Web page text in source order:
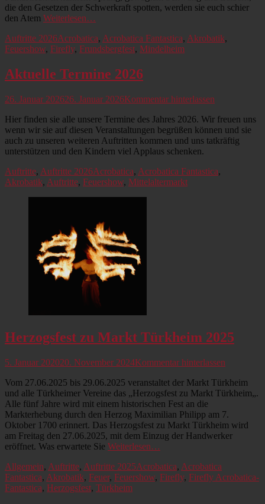
die den Gesetzen der Schwerkraft spotten, werden sie euch schier
den Atem Weiterlesen…
Kategorien
Auftritte 2026Schlagworte
Acrobatica, Acrobatica Fantastica, Akrobatik,
Feuershow, Firefly, Frundsbergfest, Mindelheim
Aktuelle Termine 2026
Veröffentlicht
26. Januar 202626. Januar 2026Kommentar hinterlassen
Hier finden sie alle unsere Termine des Jahres 2026. Wir freuen uns
wenn wir sie auf diesen Veranstaltungen begrüßen können und sie
auch zu unseren weiteren Auftritten kommen und uns tatkräftig
unterstützen und den Kindern viel Applaus schenken.
Kategorien
Auftritte, Auftritte 2026Schlagworte
Acrobatica, Acrobatica Fantastica,
Akrobatik, Auftritte, Feuershow, Mittelaltermarkt
Herzogsfest zu Markt Türkheim 2025
Veröffentlicht
5. Januar 202020. November 2024Kommentar hinterlassen
Vom 27.06.2025 bis 29.06.2025 veranstaltet der Markt Türkheim
und alle Türkheimer Vereine das „Herzogsfest zu Markt Türkheim„.
Alle fünf Jahre wird mit einem historischen Fest an die
Markterhebung durch den Herzog Maximilian Philipp am 7.
Oktober 1700 erinnert. Das Herzogsfest zu Markt Türkheim wird
am Freitag den 27.06.2025, mit dem Einzug der Handwerker
eröffnet. Was erwartete Sie Weiterlesen…
Kategorien
Allgemein, Auftritte, Auftritte 2025Schlagworte
Acrobatica, Acrobatica
Fantastica, Akrobatik, Feuer, Feuershow, Firefly, Firefly Acrobatica-
Fantastica, Herzogsfest, Türkheim